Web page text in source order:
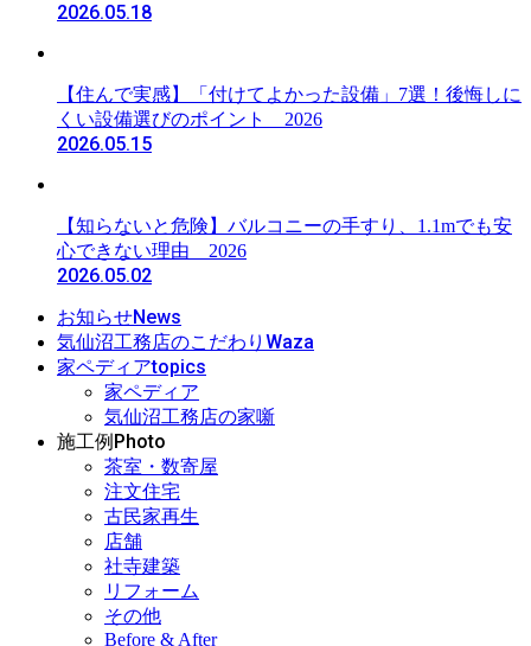
2026.05.18
【住んで実感】「付けてよかった設備」7選！後悔しに
くい設備選びのポイント 2026
2026.05.15
【知らないと危険】バルコニーの手すり、1.1mでも安
心できない理由 2026
2026.05.02
お知らせNews
気仙沼工務店のこだわり Waza
家ペディアtopics
家ペディア
気仙沼工務店の家噺
施工例 Photo
茶室・数寄屋
注文住宅
古民家再生
店舗
社寺建築
リフォーム
その他
Before & After